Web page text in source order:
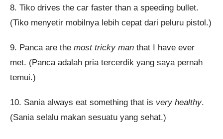
8. Tiko drives the car faster than a speeding bullet.
(Tiko menyetir mobilnya lebih cepat dari peluru pistol.)
9. Panca are the most tricky man that I have ever
met. (Panca adalah pria tercerdik yang saya pernah
temui.)
10. Sania always eat something that is very healthy.
(Sania selalu makan sesuatu yang sehat.)